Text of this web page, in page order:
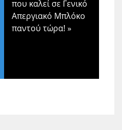
που καλεί σε Γενικό
Απεργιακό Μπλόκο
παντού τώρα! »